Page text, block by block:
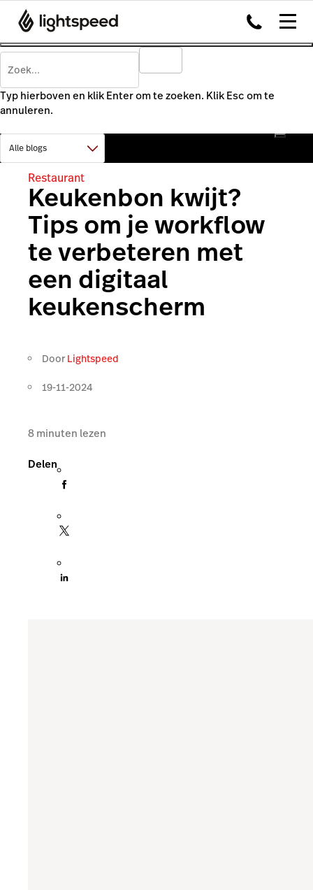
Typ hierboven en klik Enter om te zoeken. Klik Esc om te
annuleren.
Restaurant
Keukenbon kwijt?
Tips om je workflow
te verbeteren met
een digitaal
keukenscherm
Door Lightspeed
19-11-2024
8minuten lezen
Delen